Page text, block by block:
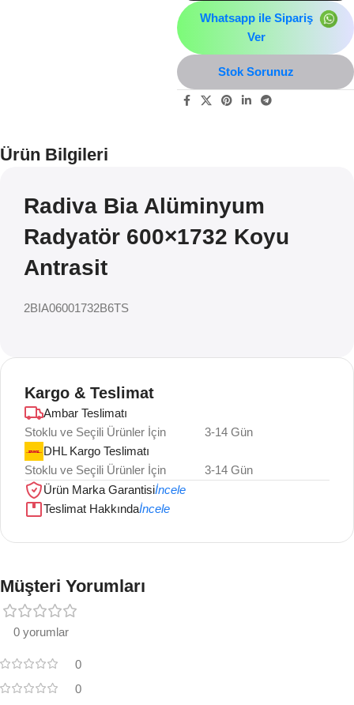
Whatsapp ile Sipariş
Ver
Stok Sorunuz
Ürün Bilgileri
Radiva Bia Alüminyum
Radyatör 600×1732 Koyu
Antrasit
2BIA06001732B6TS
Kargo & Teslimat
Ambar Teslimatı
Stoklu ve Seçili Ürünler İçin
3-14 Gün
DHL Kargo Teslimatı
Stoklu ve Seçili Ürünler İçin
3-14 Gün
Ürün Marka Garantisiİncele
Teslimat Hakkındaİncele
Müşteri Yorumları
0 yorumlar
0
0